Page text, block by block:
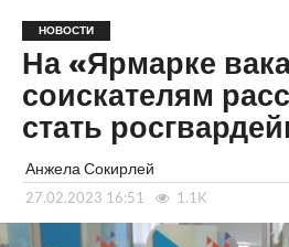
НОВОСТИ
На «Ярмарке
соискателям
стать
Анжела Сокирлей
27.02.2023 16:51 1.1K